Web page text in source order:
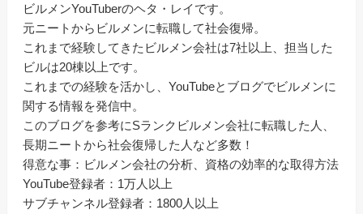
ビルメンYouTuberのヘタ・レイです。
元ニートからビルメンに転職して社会復帰。
これまで経験してきたビルメン会社は7社以上、担当した
ビルは20棟以上です。
これまでの経験を活かし、YouTubeとブログでビルメンに
関する情報を発信中。
このブログを参考にSランクビルメン会社に転職した人、
長期ニートから社会復帰した人など多数！
得意な事：ビルメン会社の分析、資格の効率的な取得方法
YouTube登録者：1万人以上
サブチャンネル登録者：1800人以上